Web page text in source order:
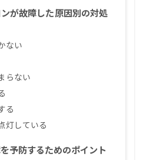
が故障した原因別の対処
ない
らない
る
灯している
予防するためのポイント